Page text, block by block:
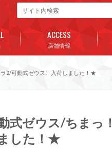
店舗情報
ACCESS
2/可動式ゼウス〉入荷しました！★
式ゼウス/ちまっ！
した！★